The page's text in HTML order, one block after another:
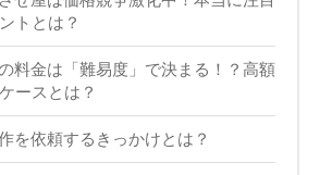
トとは？
料金は「難易度」で決まる！？高額
ースとは？
を依頼するきっかけとは？